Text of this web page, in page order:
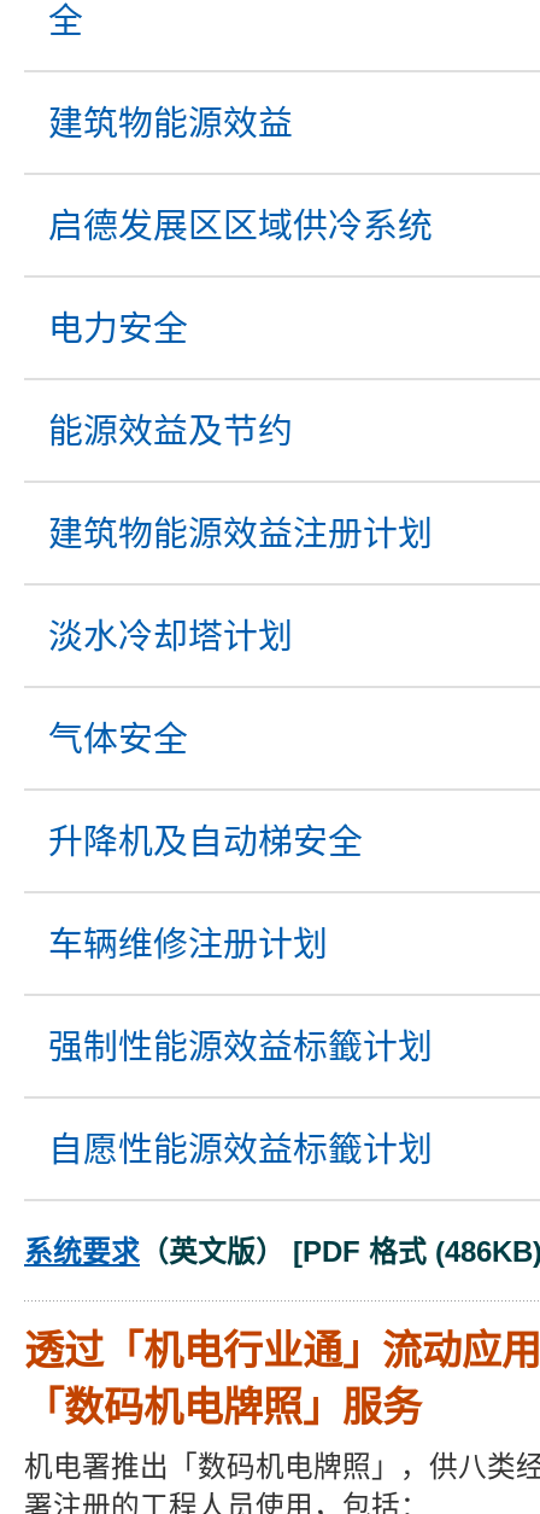
全
建筑物能源效益
启德发展区区域供冷系统
电力安全
能源效益及节约
建筑物能源效益注册计划
淡水冷却塔计划
气体安全
升降机及自动梯安全
车辆维修注册计划
强制性能源效益标籤计划
自愿性能源效益标籤计划
系统要求 （英文版） [PDF 格式
透过「机电行业通」流动应
「数码机电牌照」服务
机电署推出「数码机电牌照」，供八类
署注册的工程人员使用，包括：